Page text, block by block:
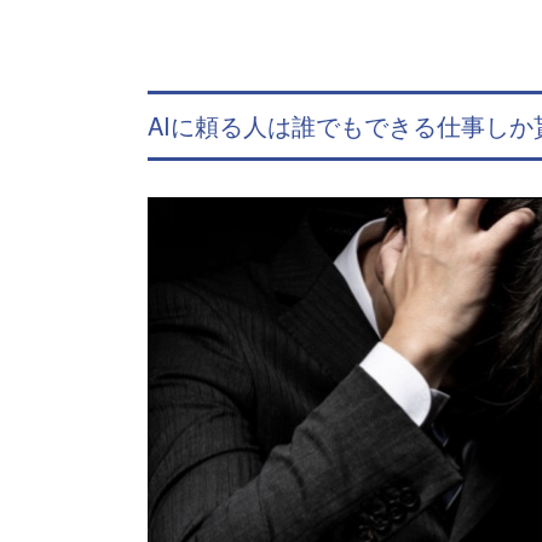
AIに頼る人は誰でもできる仕事しか